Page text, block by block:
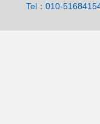
Tel：010-